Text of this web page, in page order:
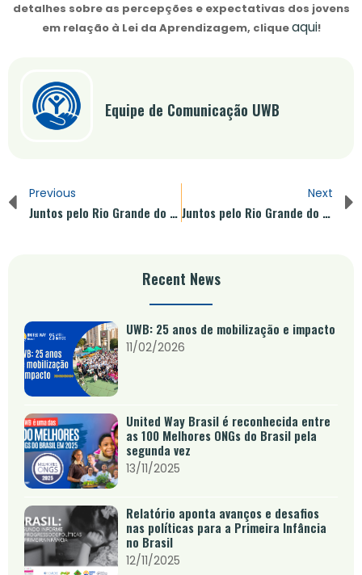
detalhes sobre as percepções e expectativas dos jovens
em relação à Lei da Aprendizagem, cliqueaqui!
Equipe de Comunicação UWB
Previous
Juntos pelo Rio Grande do Sul! Doe e Ajude
Next
Juntos pelo Rio Grande do Sul! Doe e Ajude
Recent News
UWB: 25 anos de mobilização e impacto
11/02/2026
United Way Brasil é reconhecida entre
as 100 Melhores ONGs do Brasil pela
segunda vez
13/11/2025
Relatório aponta avanços e desafios
nas políticas para a Primeira Infância
no Brasil
12/11/2025